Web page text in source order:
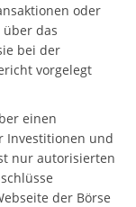
oder
das
bei der
vorgelegt
einen
Investitionen und
nur autorisierten
der Börse